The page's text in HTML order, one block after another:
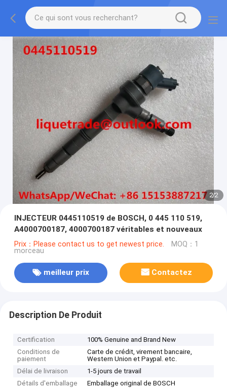
2/2
INJECTEUR 0445110519 de BOSCH, 0 445 110 519,
A4000700187, 4000700187 véritables et nouveaux
Prix：Please contact us to get newest price. MOQ：1
morceau
meilleur prix Contactez
Description De Produit
Certification
100% Genuine and Brand New
Conditions de
paiement
Carte de crédit, virement bancaire,
Western Union et Paypal. etc.
Délai de livraison
1-5 jours de travail
Détails d'emballage
Emballage original de BOSCH